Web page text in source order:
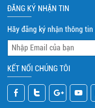
ĐĂNG KÝ NHẬN TIN
Hãy đăng ký nhận thông
KẾT NỐI CHÚNG TÔI